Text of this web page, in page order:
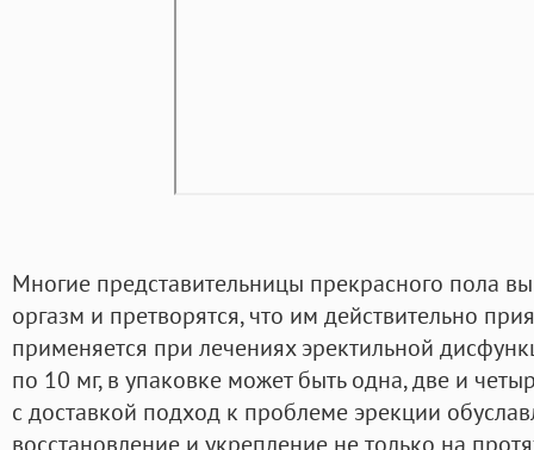
Многие представительницы прекрасного пола
оргазм и претворятся, что им действительно
применяется при лечениях эректильной
по 10 мг, в упаковке может быть одна, две и
с доставкой подход к проблеме эрекции
восстановление и укрепление не только на